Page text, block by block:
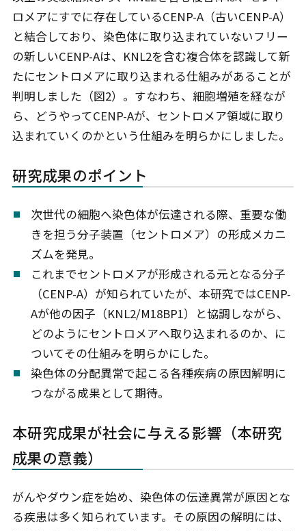
ロメアにすでに存在しているCENP-A（古いCENP-A）
と結合しており、染色体に取り込まれていないフリー
の新しいCENP-Aは、KNL2を含む複合体を認識して新
たにセントロメアに取り込まれる仕組みがあることが
判明しました（図2）。すなわち、細胞増殖を経なが
ら、どうやってCENP-Aが、セントロメア領域に取り
込まれていくのかという仕組みを明らかにしました。
研究成果のポイント
次世代の細胞へ染色体が伝達される際、重要な働
きを担う分子装置（セントロメア）の形成メカニ
ズムを発見。
これまでセントロメアが形成される元となる分子
（CENP-A）が知られていたが、本研究ではCENP-
Aが他の因子（KNL2/M18BP1）と協調しながら、
どのようにセントロメアへ取り込まれるのか、に
ついてその仕組みを明らかにした。
染色体の分配異常で起こる各種疾病の原因解明に
つながる成果として期待。
本研究成果が社会に与える影響（本研究
成果の意義）
がんやダウン症を始め、染色体の伝達異常が原因とな
る疾患は多く知られています。その原因の解明には、